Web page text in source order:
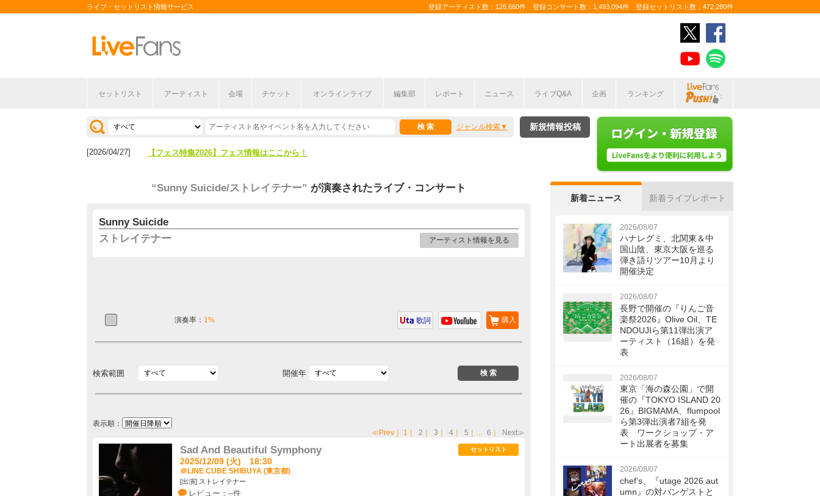
ライブ・セットリスト情報サービス 登録アーティスト数：126,660件 登録コンサート数：1,493,094件 登録セットリスト数：472,280件
セットリスト アーティスト 会場 チケット オンラインライブ 編集部 レポート ニュース ライブQ&A 企画 ランキング
ジャンル検索
[2026/07/28] 【ライブ動員ランキング】2026年上半期編発表！
[2026/04/27] 【フェス特集2026】フェス情報はここから！
新規情報投稿
“Sunny Suicide/ストレイテナー” が演奏されたライブ・コンサート
Sunny Suicide
ストレイテナー
アーティスト情報を見る
演奏率： 1% 購入
歌詞
検索範囲 開催年
表示順：
≪Prev ｜ 1 ｜ 2 ｜ 3 ｜ 4 ｜ 5 ｜… 6 ｜ Next≫
Sad And Beautiful Symphony
2025/12/09 (火) 18:30
＠LINE CUBE SHIBUYA (東京都)
[出演] ストレイテナー
レビュー：--件
セットリスト
新着ニュース 新着ライブレポート
2026/08/07
ハナレグミ、北関東＆中
国山陰、東京大阪を巡る
弾き語りツアー10月より
開催決定
2026/08/07
長野で開催の『りんご音
楽祭2026』Olive Oil、TE
NDOUJIら第11弾出演ア
ーティスト（16組）を発
表
2026/08/07
東京「海の森公園」で開
催の『TOKYO ISLAND 20
26』BIGMAMA、flumpool
ら第3弾出演者7組を発
表 ワークショップ・ア
ート出展者を募集
2026/08/07
chef’s、『utage 2026 aut
umn』の対バンゲストと